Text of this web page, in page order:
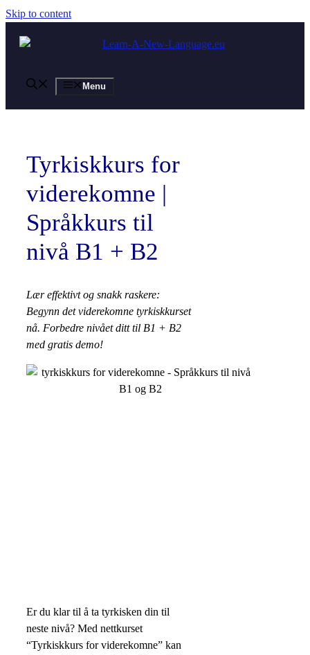
Skip to content
Menu
Tyrkiskkurs for
viderekomne |
Språkkurs til
nivå B1 + B2
Lær effektivt og snakk raskere:
Begynn det viderekomne tyrkiskkurset
nå. Forbedre nivået ditt til B1 + B2
med gratis demo!
Er du klar til å ta tyrkisken din til
neste nivå? Med nettkurset
“Tyrkiskkurs for viderekomne” kan